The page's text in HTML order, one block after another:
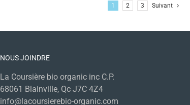
1 2 3 Suivant
NOUS JOINDRE
La Coursière bio organic inc C.P.
68061 Blainville, Qc J7C 4Z4
info@lacoursierebio-organic.com